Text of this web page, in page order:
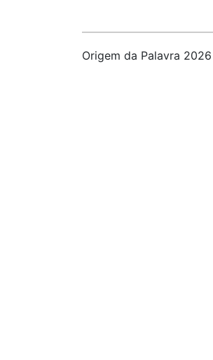
Origem da Palavra 2026